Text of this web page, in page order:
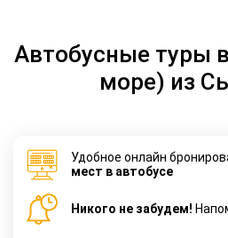
Автобусные туры
море) из
Удобное онлайн
мест в автобусе
Никого не забудем!